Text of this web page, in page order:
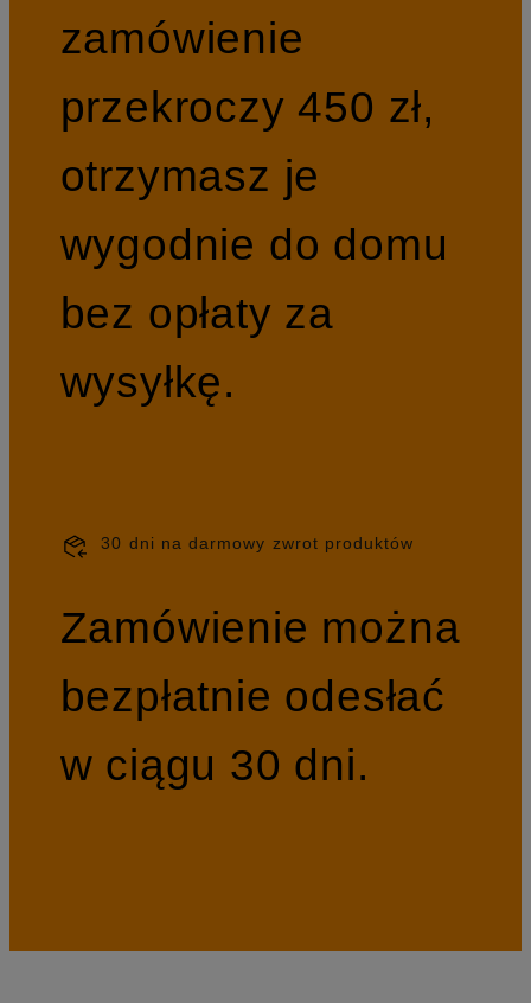
zamówienie
przekroczy 450 zł,
otrzymasz je
wygodnie do domu
bez opłaty za
wysyłkę.
30 dni na darmowy zwrot produktów
Zamówienie można
bezpłatnie odesłać
w ciągu 30 dni.